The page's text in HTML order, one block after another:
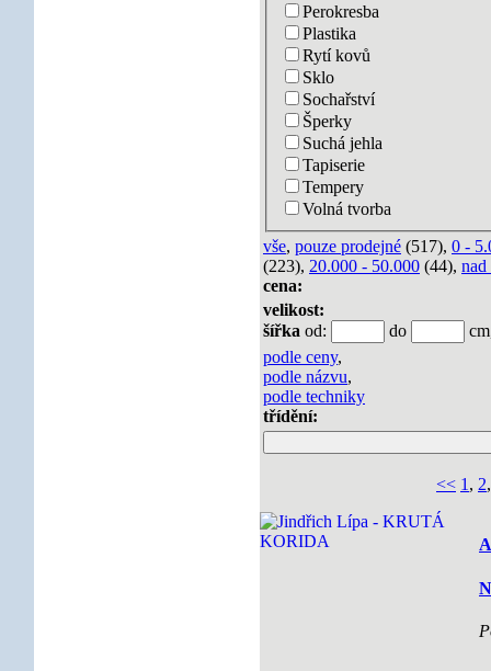
Perokresba
Plastika
Rytí kovů
Sklo
Sochařství
Šperky
Suchá jehla
Tapiserie
Tempery
Volná tvorba
vše, pouze prodejné (517), 0 -
(223), 20.000 - 50.000 (44),
cena:
velikost:
šířka od: do
podle ceny,
podle názvu,
podle techniky
třídění:
<< 1 , 2